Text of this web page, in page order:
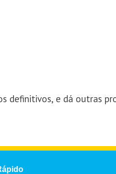
definitivos, e dá outras